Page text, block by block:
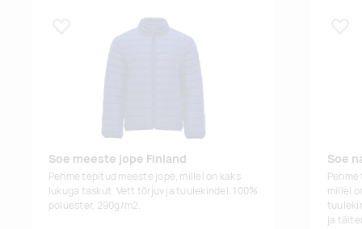
Lisa lemmikuks
Soe meeste jope Finland
Pehme tepitud meeste jope, millel on kaks
lukuga taskut. Vett tõrjuv ja tuulekindel. 100%
polüester, 290g/m2.
Soe
millel
ja